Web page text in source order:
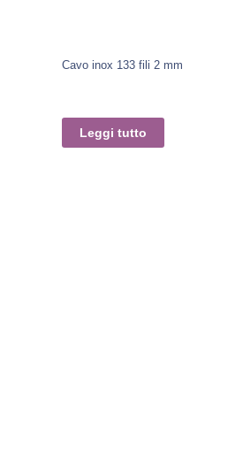
Cavo inox 133 fili 2 mm
Leggi tutto